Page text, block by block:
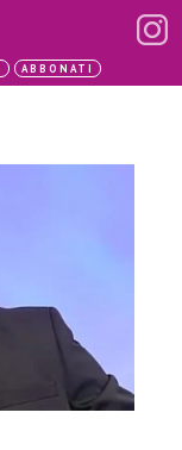
ABBONATI